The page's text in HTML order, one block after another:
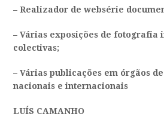
– Realizador de websérie
– Várias exposições de fotografia
colectivas;
– Várias publicações em órgãos
nacionais e internacionais
LUÍS CAMANHO